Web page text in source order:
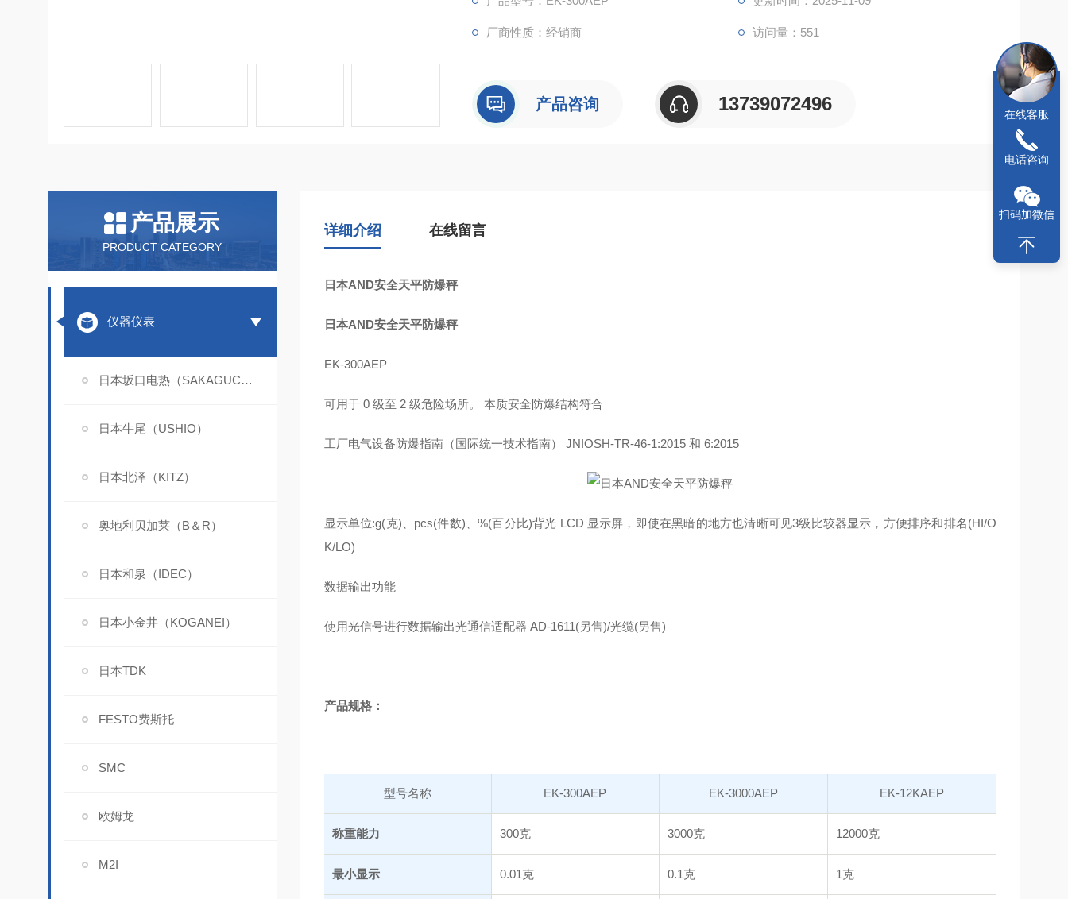
厂商性质：经销商 访问量：551
产品咨询 13739072496
产品展示
PRODUCT CATEGORY
仪器仪表
日本坂口电热（SAKAGUCHI）
日本牛尾（USHIO）
日本北泽（KITZ）
奥地利贝加莱（B＆R）
日本和泉（IDEC）
日本小金井（KOGANEI）
日本TDK
FESTO费斯托
SMC
欧姆龙
M2I
详细介绍 在线留言
日本AND安全天平防爆秤
日本AND安全天平防爆秤
EK-300AEP
可用于 0 级至 2 级危险场所。 本质安全防爆结构符合
工厂电气设备防爆指南（国际统一技术指南） JNIOSH-TR-46-1:2015 和 6:2015
显示单位:g(克)、pcs(件数)、%(百分比)背光 LCD 显示屏，即使在黑暗的地方也清晰可见3级比较器显示，方便排序和排名(HI/O
K/LO)
数据输出功能
使用光信号进行数据输出光通信适配器 AD-1611(另售)/光缆(另售)
产品规格：
型号名称 EK-300AEP EK-3000AEP EK-12KAEP
称重能力 300克 3000克 12000克
最小显示 0.01克 0.1克 1克
在线客服
电话咨询
扫码加微信